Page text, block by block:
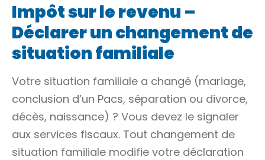
Impôt sur le revenu –
Déclarer un changement de
situation familiale
Votre situation familiale a changé (mariage,
conclusion d’un Pacs, séparation ou divorce,
décès, naissance) ? Vous devez le signaler
aux services fiscaux. Tout changement de
situation familiale modifie votre déclaration